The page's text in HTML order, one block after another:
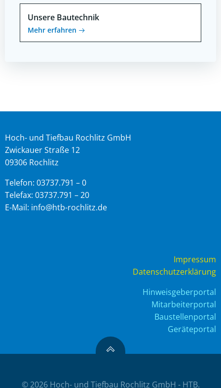
Unsere Bautechnik
Mehr erfahren
Hoch- und Tiefbau Rochlitz GmbH
Zwickauer Straße 12
09306 Rochlitz
Telefon: 03737.791 – 0
Telefax: 03737.791 – 20
E-Mail: info@htb-rochlitz.de
Impressum
Datenschutzerklärung
Hinweisgeberportal
Mitarbeiterportal
Baustellenportal
Geräteportal
© 2026 Hoch- und Tiefbau Rochlitz GmbH - HTB.